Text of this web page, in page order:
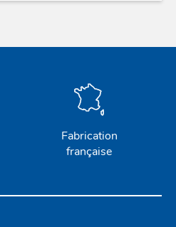
Fabrication
française